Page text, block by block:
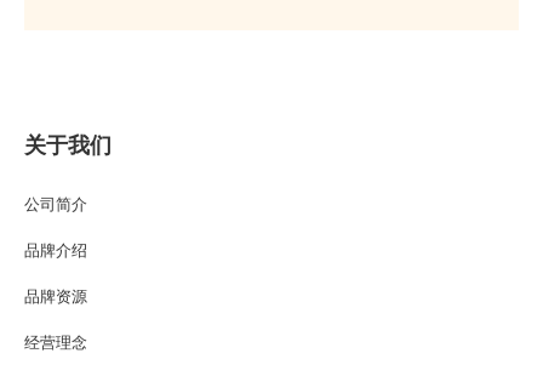
关于我们
公司简介
品牌介绍
品牌资源
经营理念